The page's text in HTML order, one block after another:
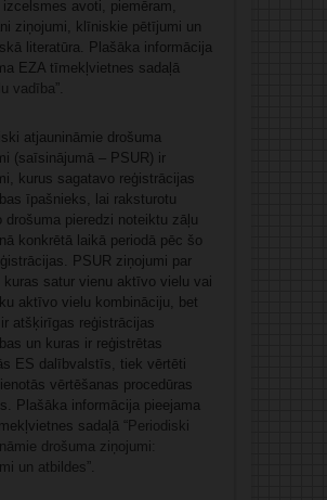
avoti, piemēram,
ziņojumi, klīniskie pētījumi un
literatūra. Plašāka informācija
EZA tīmekļvietnes sadaļā
vadība”.
atjaunināmie drošuma
(saīsinājumā – PSUR) ir
kurus sagatavo reģistrācijas
īpašnieks, lai raksturotu
drošuma pieredzi noteiktu zāļu
konkrētā laikā periodā pēc šo
PSUR ziņojumi par
kuras satur vienu aktīvo vielu vai
aktīvo vielu kombināciju, bet
atšķirīgas reģistrācijas
un kuras ir reģistrētas
ES dalībvalstīs, tiek vērtēti
vērtēšanas procedūras
Plašāka informācija pieejama
sadaļā “Periodiski
drošuma ziņojumi:
un atbildes ”.